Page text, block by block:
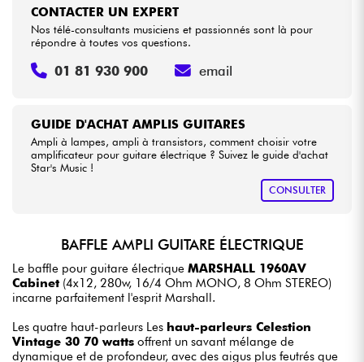
GUIDE D'ACHAT AMPLIS GUITARES
Ampli à lampes, ampli à transistors, comment choisir votre
amplificateur pour guitare électrique ? Suivez le guide d'achat
Star's Music !
CONSULTER
CONTACTER UN EXPERT
Nos télé-consultants musiciens et passionnés sont là pour
répondre à toutes vos questions.
01 81 930 900 email
BAFFLE AMPLI GUITARE ÉLECTRIQUE
Le baffle pour guitare électrique MARSHALL 1960AV
Cabinet (4x12, 280w, 16/4 Ohm MONO, 8 Ohm STEREO)
incarne parfaitement l'esprit Marshall.
Les quatre haut-parleurs Les haut-parleurs Celestion
Vintage 30 70 watts offrent un savant mélange de
dynamique et de profondeur, avec des aigus plus feutrés que